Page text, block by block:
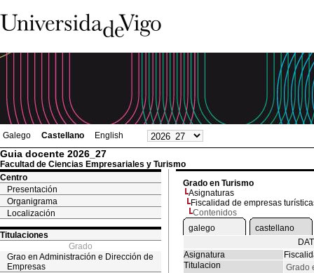
Galego Castellano English
Guia docente 2026_27
Facultad de Ciencias Empresariales y Turismo
Centro
Presentación
Organigrama
Localización
Titulaciones
Grado
Grao en Administración e Dirección de
Empresas
Grado en Turismo
Asignaturas
Fiscalidad de empresas
Contenidos
galego
castellano
Asignatura
Titulacion
Grado